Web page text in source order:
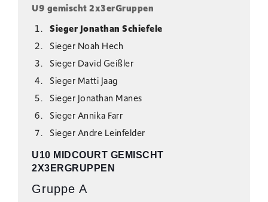
U9 gemischt 2x3erGruppen
Sieger Jonathan Schiefele
Sieger Noah Hech
Sieger David Geißler
Sieger Matti Jaag
Sieger Jonathan Manes
Sieger Annika Farr
Sieger Andre Leinfelder
U10 MIDCOURT GEMISCHT
2X3ERGRUPPEN
Gruppe A